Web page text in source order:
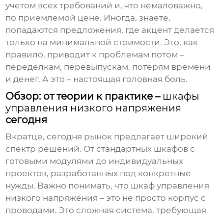
учетом всех требований и, что немаловажно,
по приемлемой цене. Иногда, знаете,
попадаются предложения, где акцент делается
только на минимальной стоимости. Это, как
правило, приводит к проблемам потом –
переделкам, перевыпускам, потерям времени
и денег. А это – настоящая головная боль.
Обзор: от теории к практике – шкафы
управления низкого напряжения
сегодня
Вкратце, сегодня рынок предлагает широкий
спектр решений. От стандартных шкафов с
готовыми модулями до индивидуальных
проектов, разработанных под конкретные
нужды. Важно понимать, что шкаф управления
низкого напряжения – это не просто корпус с
проводами. Это сложная система, требующая